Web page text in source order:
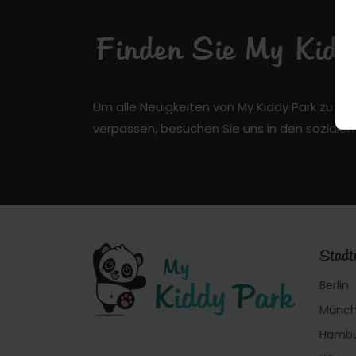
Finden Sie My
Um alle Neuigkeiten von My Kiddy Park zu
verpassen, besuchen Sie uns in den
Berlin